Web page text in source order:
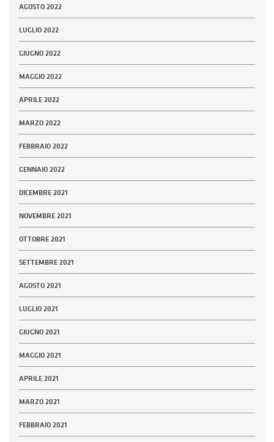
AGOSTO 2022
LUGLIO 2022
GIUGNO 2022
MAGGIO 2022
APRILE 2022
MARZO 2022
FEBBRAIO 2022
GENNAIO 2022
DICEMBRE 2021
NOVEMBRE 2021
OTTOBRE 2021
SETTEMBRE 2021
AGOSTO 2021
LUGLIO 2021
GIUGNO 2021
MAGGIO 2021
APRILE 2021
MARZO 2021
FEBBRAIO 2021